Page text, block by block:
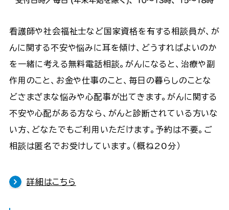
看護師や社会福祉士など国家資格を有する相談員が、が
んに関する不安や悩みに耳を傾け、どうすればよいのか
を一緒に考える無料電話相談。がんになると、治療や副
作用のこと、お金や仕事のこと、毎日の暮らしのことな
どさまざまな悩みや心配事が出てきます。がんに関する
不安や心配がある方なら、がんと診断されている方いな
い方、どなたでもご利用いただけます。予約は不要。ご
相談は匿名でお受けしています。（概ね20分）
詳細はこちら